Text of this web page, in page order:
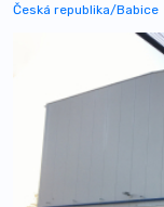
Česká republika/Babice